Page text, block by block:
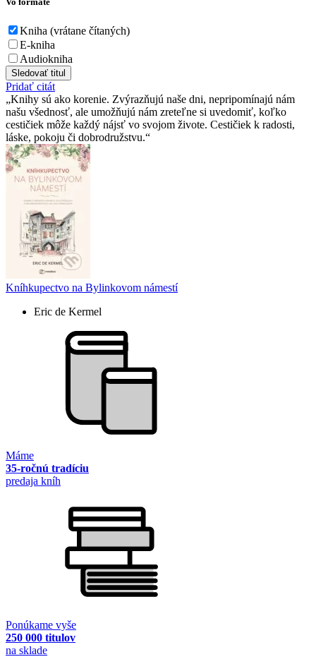
Kniha (vrátane čítaných)
E-kniha
Audiokniha
Sledovať titul
Pridať citát
Knihy sú ako korenie. Zvýrazňujú naše dni, nepripomínajú nám
našu všednosť, ale umožňujú nám zreteľne si uvedomiť, koľko
cestičiek môže každý nájsť vo svojom živote. Cestičiek k radosti,
láske, pokoju či dobrodružstvu.
Kníhkupectvo na Bylinkovom námestí
Eric de Kermel
Máme
35-ročnú tradíciu
predaja kníh
Ponúkame vyše
250 000 titulov
na sklade